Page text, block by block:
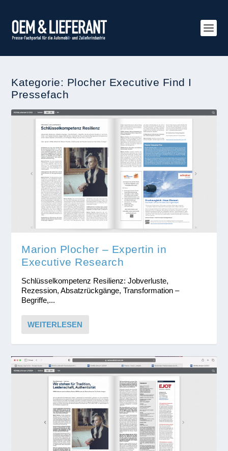
Kategorie: Plocher Executive Find I
Pressefach
Marion Plocher – Expertin in
Executive Research
Schlüsselkompetenz Resilienz: Jobverluste,
Rezession, Absatzrückgänge, Transformation –
Begriffe,...
WEITERLESEN